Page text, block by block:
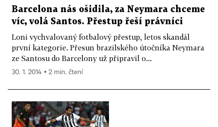
Barcelona nás ošidila, za Neymara chceme
víc, volá Santos. Přestup řeší právníci
Loni vychvalovaný fotbalový přestup, letos skandál
první kategorie. Přesun brazilského útočníka Neymara
ze Santosu do Barcelony už připravil o...
30. 1. 2014 ▪ 2 min. čtení